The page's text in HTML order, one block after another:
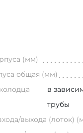
(мм)
общая (мм)
в
трубы
выхода (лоток)